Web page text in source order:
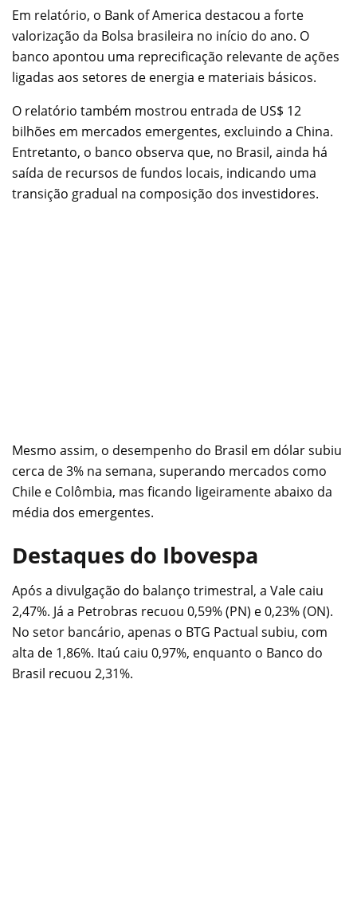
Em relatório, o Bank of America destacou a forte
valorização da Bolsa brasileira no início do ano. O
banco apontou uma reprecificação relevante de ações
ligadas aos setores de energia e materiais básicos.
O relatório também mostrou entrada de US$ 12
bilhões em mercados emergentes, excluindo a China.
Entretanto, o banco observa que, no Brasil, ainda há
saída de recursos de fundos locais, indicando uma
transição gradual na composição dos investidores.
Mesmo assim, o desempenho do Brasil em dólar subiu
cerca de 3% na semana, superando mercados como
Chile e Colômbia, mas ficando ligeiramente abaixo da
média dos emergentes.
Destaques do Ibovespa
Após a divulgação do balanço trimestral, a Vale caiu
2,47%. Já a Petrobras recuou 0,59% (PN) e 0,23% (ON).
No setor bancário, apenas o BTG Pactual subiu, com
alta de 1,86%. Itaú caiu 0,97%, enquanto o Banco do
Brasil recuou 2,31%.